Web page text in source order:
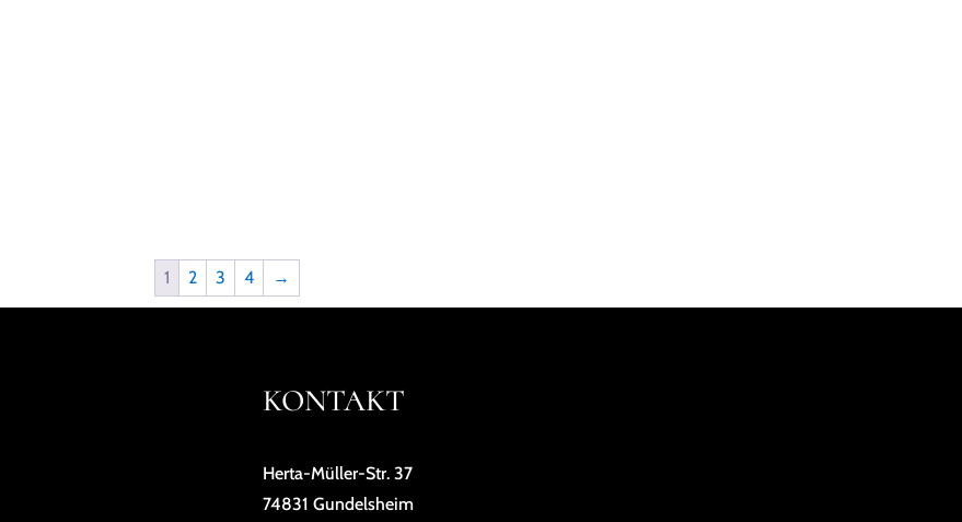
1 2 3 4 →
KONTAKT
Herta-Müller-Str. 37
74831 Gundelsheim